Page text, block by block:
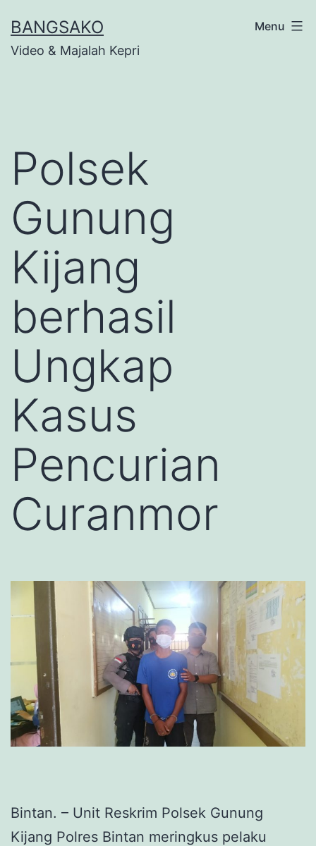
to
content
BANGSAKO
Video & Majalah Kepri
Menu
Polsek
Gunung
Kijang
berhasil
Ungkap
Kasus
Pencurian
Curanmor
Bintan. – Unit Reskrim Polsek Gunung
Kijang Polres Bintan meringkus pelaku